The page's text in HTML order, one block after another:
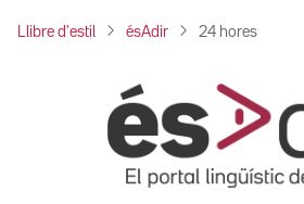
Llibre d'estil ésAdir 24 hores